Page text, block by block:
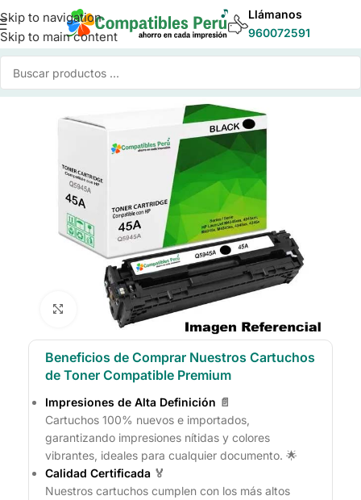
Skip to navigation
Skip to main content
Llámanos
960072591
Inicio/Toner para Impresoras/Toner Compatible HP
Click to enlarge
Beneficios de Comprar Nuestros Cartuchos
de Toner Compatible Premium
Impresiones de Alta Definición 📄
Cartuchos 100% nuevos e importados,
garantizando impresiones nítidas y colores
vibrantes, ideales para cualquier documento. 🌟
Calidad Certificada 🏅
Nuestros cartuchos cumplen con los más altos